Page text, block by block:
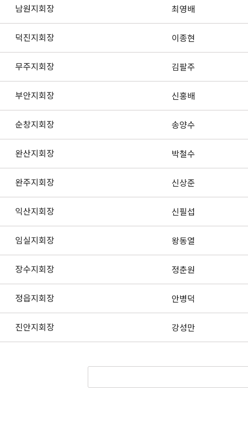
남원지회장 최영배
덕진지회장 이종현
무주지회장 김팔주
부안지회장 신홍배
순창지회장 송양수
완산지회장 박철수
완주지회장 신상준
익산지회장 신필섭
임실지회장 왕동열
장수지회장 정춘원
정읍지회장 안병덕
진안지회장 강성만